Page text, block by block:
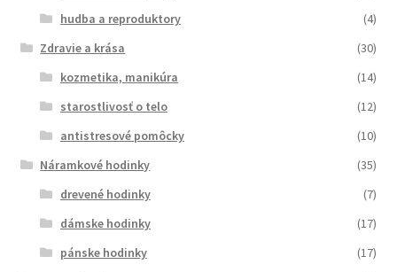
hudba a reproduktory
(4)
Zdravie a krása
(30)
kozmetika, manikúra
(14)
starostlivosť o telo
(12)
antistresové pomôcky
(10)
Náramkové hodinky
(35)
drevené hodinky
(7)
dámske hodinky
(17)
pánske hodinky
(17)